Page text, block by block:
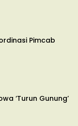
Pimcab
‘Turun Gunung’